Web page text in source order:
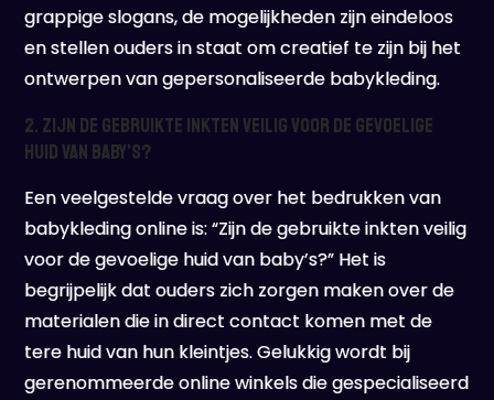
grappige slogans, de mogelijkheden zijn eindeloos
en stellen ouders in staat om creatief te zijn bij het
ontwerpen van gepersonaliseerde babykleding.
2. Zijn de gebruikte inkten veilig voor de gevoelige
huid van baby’s?
Een veelgestelde vraag over het bedrukken van
babykleding online is: “Zijn de gebruikte inkten veilig
voor de gevoelige huid van baby’s?” Het is
begrijpelijk dat ouders zich zorgen maken over de
materialen die in direct contact komen met de
tere huid van hun kleintjes. Gelukkig wordt bij
gerenommeerde online winkels die gespecialiseerd